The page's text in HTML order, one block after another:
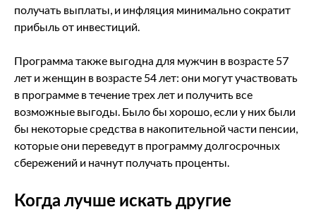
получать выплаты, и инфляция минимально сократит
прибыль от инвестиций.
Программа также выгодна для мужчин в возрасте 57
лет и женщин в возрасте 54 лет: они могут участвовать
в программе в течение трех лет и получить все
возможные выгоды. Было бы хорошо, если у них были
бы некоторые средства в накопительной части пенсии,
которые они переведут в программу долгосрочных
сбережений и начнут получать проценты.
Когда лучше искать другие